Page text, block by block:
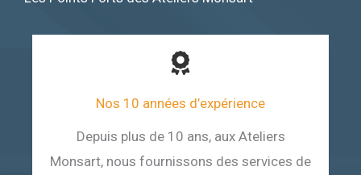
Nos 10 années d’expérience
Depuis plus de 10 ans, aux Ateliers
Monsart, nous fournissons des services de